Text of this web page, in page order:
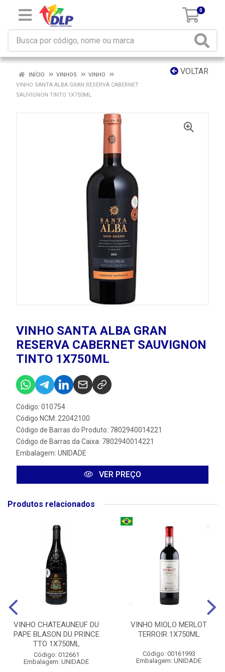
0
VOLTAR
INÍCIO VINHOS
VINHO
VINHO SANTA ALBA GRAN RESERVA CABERNET
SAUVIGNON TINTO 1X750ML
VINHO SANTA ALBA GRAN
RESERVA CABERNET SAUVIGNON
TINTO 1X750ML
Código: 010754
Código NCM: 22042100
Código de Barras do Produto: 7802940014221
Código de Barras da Caixa: 7802940014221
Embalagem: UNIDADE
VER PREÇO
Produtos relacionados
VINHO CHATEAUNEUF DU
PAPE BLASON DU PRINCE
TTO 1X750ML
Código: 012661
Embalagem: UNIDADE
VINHO MIOLO MERLOT
TERROIR 1X750ML
Código: 00161993
Embalagem: UNIDADE